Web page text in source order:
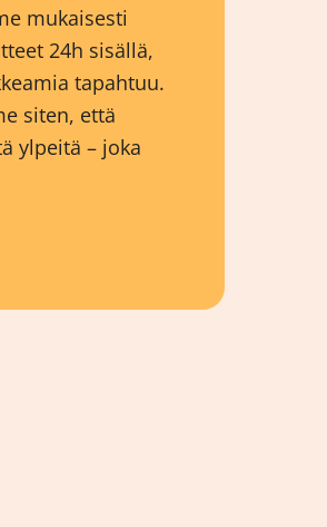
mukaisesti
24h sisällä,
tapahtuu.
siten, että
ylpeitä – joka